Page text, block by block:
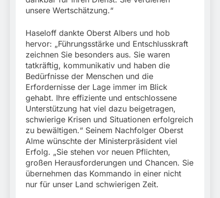
unsere Wertschätzung.“
Haseloff dankte Oberst Albers und hob
hervor: „Führungsstärke und Entschlusskraft
zeichnen Sie besonders aus. Sie waren
tatkräftig, kommunikativ und haben die
Bedürfnisse der Menschen und die
Erfordernisse der Lage immer im Blick
gehabt. Ihre effiziente und entschlossene
Unterstützung hat viel dazu beigetragen,
schwierige Krisen und Situationen erfolgreich
zu bewältigen.“ Seinem Nachfolger Oberst
Alme wünschte der Ministerpräsident viel
Erfolg. „Sie stehen vor neuen Pflichten,
großen Herausforderungen und Chancen. Sie
übernehmen das Kommando in einer nicht
nur für unser Land schwierigen Zeit.